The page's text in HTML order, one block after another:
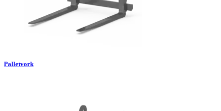
Palletvork